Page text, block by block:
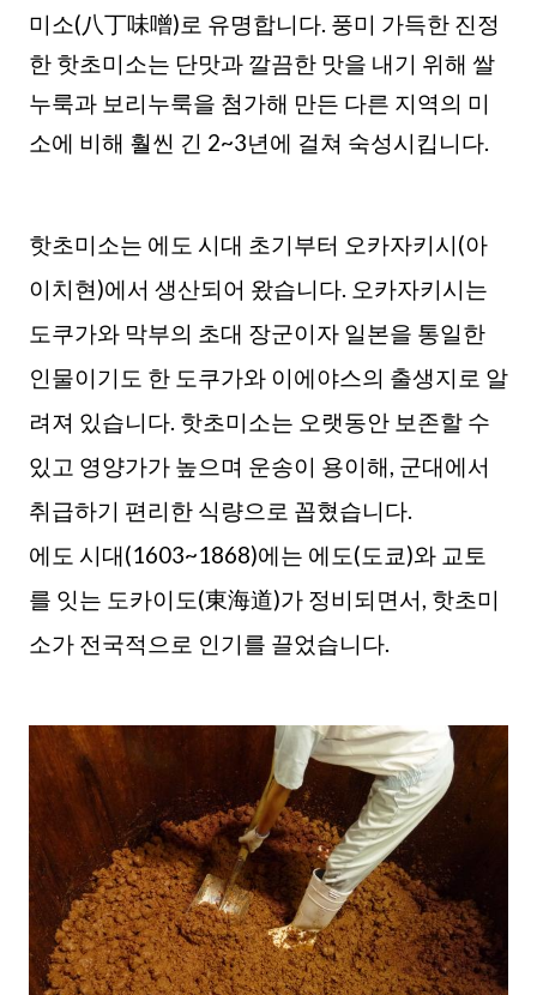
미소(八丁味噌)로 유명합니다. 풍미 가득한 진정
한 핫초미소는 단맛과 깔끔한 맛을 내기 위해 쌀
누룩과 보리누룩을 첨가해 만든 다른 지역의 미
소에 비해 훨씬 긴 2~3년에 걸쳐 숙성시킵니다.
핫초미소는 에도 시대 초기부터 오카자키시(아
이치현)에서 생산되어 왔습니다. 오카자키시는
도쿠가와 막부의 초대 장군이자 일본을 통일한
인물이기도 한 도쿠가와 이에야스의 출생지로 알
려져 있습니다. 핫초미소는 오랫동안 보존할 수
있고 영양가가 높으며 운송이 용이해, 군대에서
취급하기 편리한 식량으로 꼽혔습니다.
에도 시대(1603~1868)에는 에도(도쿄)와 교토
를 잇는 도카이도(東海道)가 정비되면서, 핫초미
소가 전국적으로 인기를 끌었습니다.